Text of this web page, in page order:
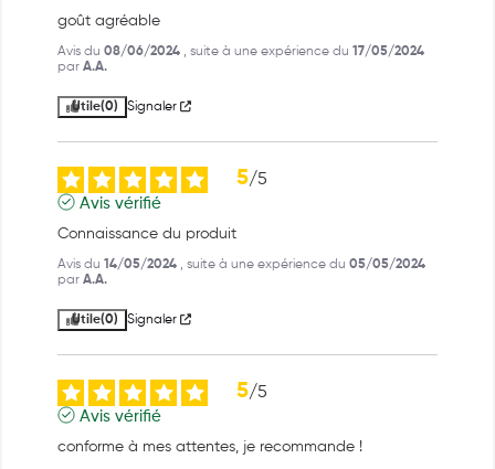
goût agréable
Avis du 08/06/2024 , suite à une expérience du 17/05/2024
par A.A.
Utile(0) Signaler
5/5
Avis vérifié
Connaissance du produit
Avis du 14/05/2024 , suite à une expérience du 05/05/2024
par A.A.
Utile(0) Signaler
5/5
Avis vérifié
conforme à mes attentes, je recommande !